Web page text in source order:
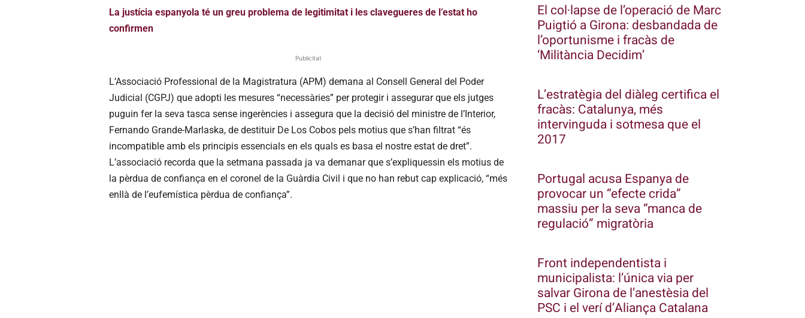
La justícia espanyola té un greu problema de legitimitat i les clavegueres de l’estat ho
confirmen
Publicitat
L’Associació Professional de la Magistratura (APM) demana al Consell General del Poder
Judicial (CGPJ) que adopti les mesures “necessàries” per protegir i assegurar que els jutges
puguin fer la seva tasca sense ingerències i assegura que la decisió del ministre de l’Interior,
Fernando Grande-Marlaska, de destituir De Los Cobos pels motius que s’han filtrat “és
incompatible amb els principis essencials en els quals es basa el nostre estat de dret”.
L’associació recorda que la setmana passada ja va demanar que s’expliquessin els motius de
la pèrdua de confiança en el coronel de la Guàrdia Civil i que no han rebut cap explicació, “més
enllà de l’eufemística pèrdua de confiança”.
El col·lapse de l’operació de Marc
Puigtió a Girona: desbandada de
l’oportunisme i fracàs de
‘Militància Decidim’
L’estratègia del diàleg certifica el
fracàs: Catalunya, més
intervinguda i sotmesa que el
2017
Portugal acusa Espanya de
provocar un “efecte crida”
massiu per la seva “manca de
regulació” migratòria
Front independentista i
municipalista: l’única via per
salvar Girona de l’anestèsia del
PSC i el verí d’Aliança Catalana